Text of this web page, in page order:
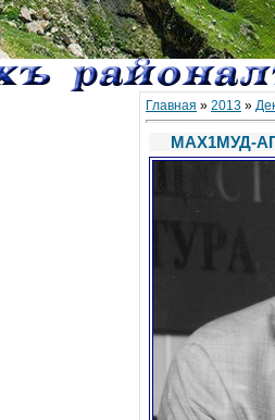
Главная » 2013 »
МАХ1МУД-